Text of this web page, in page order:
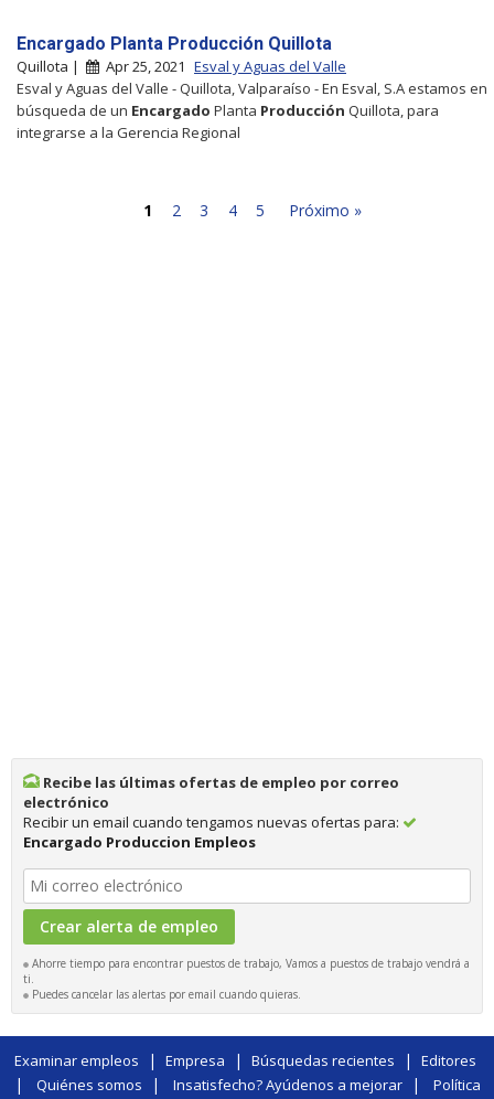
Encargado Planta Producción Quillota
Quillota | Apr 25, 2021 Esval y Aguas del Valle
Esval y Aguas del Valle - Quillota, Valparaíso - En Esval, S.A estamos en
búsqueda de un Encargado Planta Producción Quillota, para
integrarse a la Gerencia Regional
1 2 3 4 5 Próximo »
Recibe las últimas ofertas de empleo por correo
electrónico
Recibir un email cuando tengamos nuevas ofertas para:
Encargado Produccion Empleos
Ahorre tiempo para encontrar puestos de trabajo, Vamos a puestos de trabajo vendrá a
ti.
Puedes cancelar las alertas por email cuando quieras.
Examinar empleos | Empresa | Búsquedas recientes | Editores
| Quiénes somos | Insatisfecho? Ayúdenos a mejorar|
Política